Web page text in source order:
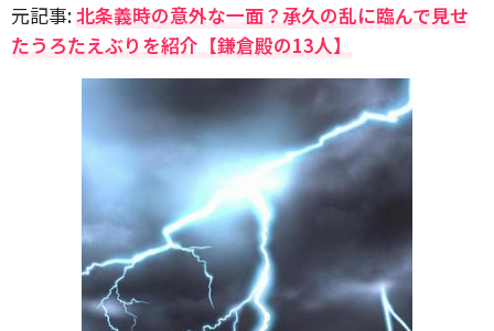
元記事:北条義時の意外な一面？承久の乱に臨んで見せ
たうろたえぶりを紹介【鎌倉殿の13人】